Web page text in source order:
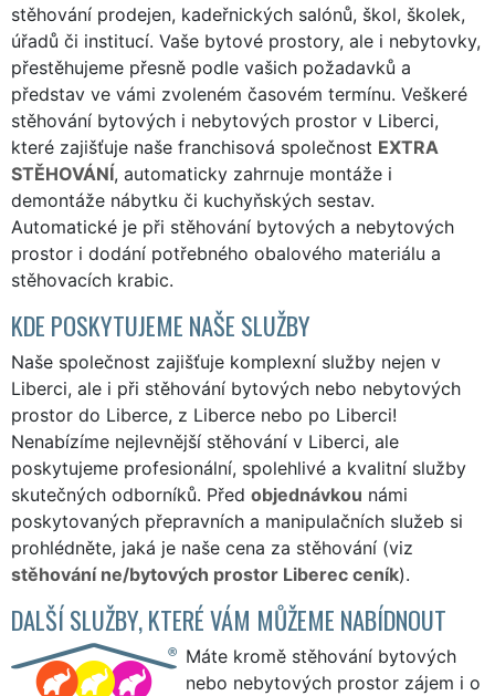
stěhování prodejen, kadeřnických salónů, škol, školek,
úřadů či institucí. Vaše bytové prostory, ale i nebytovky,
přestěhujeme přesně podle vašich požadavků a
představ ve vámi zvoleném časovém termínu. Veškeré
stěhování bytových i nebytových prostor v Liberci,
které zajišťuje naše franchisová společnost EXTRA
STĚHOVÁNÍ, automaticky zahrnuje montáže i
demontáže nábytku či kuchyňských sestav.
Automatické je při stěhování bytových a nebytových
prostor i dodání potřebného obalového materiálu a
stěhovacích krabic.
KDE POSKYTUJEME NAŠE SLUŽBY
Naše společnost zajišťuje komplexní služby nejen v
Liberci, ale i při stěhování bytových nebo nebytových
prostor do Liberce, z Liberce nebo po Liberci!
Nenabízíme nejlevnější stěhování v Liberci, ale
poskytujeme profesionální, spolehlivé a kvalitní služby
skutečných odborníků. Před objednávkou námi
poskytovaných přepravních a manipulačních služeb si
prohlédněte, jaká je naše cena za stěhování (viz
stěhování ne/bytových prostor Liberec ceník).
DALŠÍ SLUŽBY, KTERÉ VÁM MŮŽEME NABÍDNOUT
Máte kromě stěhování bytových
nebo nebytových prostor zájem i o